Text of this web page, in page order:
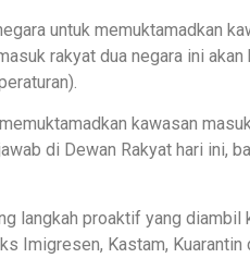
untuk memuktamadkan
rakyat dua negara ini
kawasan
di Dewan Rakyat hari ini,
langkah proaktif yang diambil
Imigresen, Kastam, Kuarantin